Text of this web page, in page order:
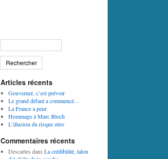
Articles récents
Gouverner, c’est prévoir
Le grand défaut a commencé…
La France a peur
Hommage à Marc Bloch
L’illusion du risque zéro
Commentaires récents
Descartes dans La crédibilité, talon